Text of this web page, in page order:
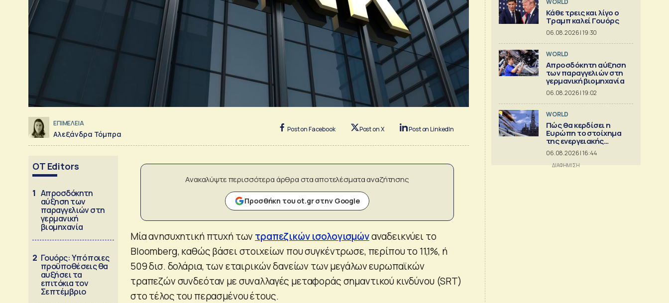
ΕΠΙΜΕΛΕΙΑ
Αλεξάνδρα Τόμπρα
Post on Facebook Post on X Post on LinkedIn
OT Editors
1 Απροσδόκητη
αύξηση των
παραγγελιών στη
γερμανική
βιομηχανία
2 Γουόρς: Υπό ποιες
προϋποθέσεις θα
αυξήσει τα
επιτόκια τον
Σεπτέμβριο
Ανακαλύψτε περισσότερα άρθρα στα αποτελέσματα αναζήτησης
Προσθήκη του ot.gr στην Google
Μία ανησυχητική πτυχή των τραπεζικών ισολογισμώναναδεικνύει το
Bloomberg, καθώς βάσει στοιχείων που συγκέντρωσε, περίπου το 11,1%, ή
509 δισ. δολάρια, των εταιρικών δανείων των μεγάλων ευρωπαϊκών
τραπεζών συνδεόταν με συναλλαγές μεταφοράς σημαντικού κινδύνου (SRT)
στο τέλος του περασμένου έτους.
WORLD
Κάθε τρεις και λίγο ο
Τραμπ καλεί Γουόρς
06.08.2026 | 19:30
WORLD
Απροσδόκητη αύξηση
των παραγγελιών στη
γερμανική βιομηχανία
06.08.2026 | 19:02
WORLD
Πώς θα κερδίσει η
Ευρώπη το στοίχημα
της ενεργειακής
ασφάλειας
06.08.2026 | 16:44